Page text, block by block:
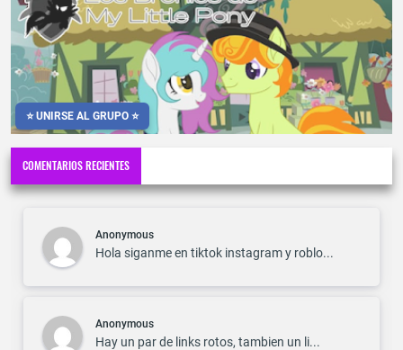
⭐ UNIRSE AL GRUPO ⭐
COMENTARIOS RECIENTES
Anonymous
Hola siganme en tiktok instagram y roblo...
Anonymous
Hay un par de links rotos, tambien un li...